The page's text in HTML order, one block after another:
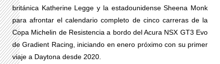
británica Katherine Legge y la estadounidense Sheena Monk
para afrontar el calendario completo de cinco carreras de la
Copa Michelin de Resistencia a bordo del Acura NSX GT3 Evo
de Gradient Racing, iniciando en enero próximo con su primer
viaje a Daytona desde 2020.